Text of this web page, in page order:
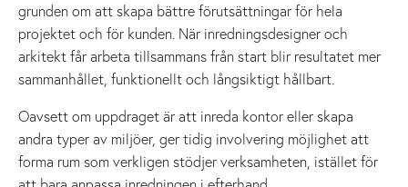
grunden om att skapa bättre förutsättningar för hela
projektet och för kunden. När inredningsdesigner och
arkitekt får arbeta tillsammans från start blir resultatet mer
sammanhållet, funktionellt och långsiktigt hållbart.
Oavsett om uppdraget är att inreda kontor eller skapa
andra typer av miljöer, ger tidig involvering möjlighet att
forma rum som verkligen stödjer verksamheten, istället för